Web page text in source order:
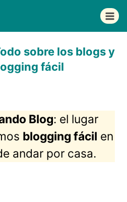
sobre los blogs y
fácil
Blog: el lugar
blogging fácil en
andar por casa.